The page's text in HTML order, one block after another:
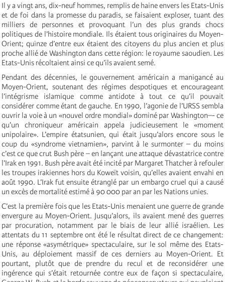
Il y a vingt ans, dix-neuf hommes, remplis de haine envers les Etats-Unis
et de foi dans la promesse du paradis, se faisaient exploser, tuant des
milliers de personnes et provoquant l’un des plus grands chocs
politiques de l’histoire mondiale. Ils étaient tous originaires du Moyen-
Orient; quinze d’entre eux étaient des citoyens du plus ancien et plus
proche allié de Washington dans cette région: le royaume saoudien. Les
Etats-Unis récoltaient ainsi ce qu’ils avaient semé.
Pendant des décennies, le gouvernement américain a manigancé au
Moyen-Orient, soutenant des régimes despotiques et encourageant
l’intégrisme islamique comme antidote à tout ce qu’il pouvait
considérer comme étant de gauche. En 1990, l’agonie de l’URSS sembla
ouvrir la voie à un «nouvel ordre mondial» dominé par Washington–- ce
qu’un chroniqueur américain appela judicieusement le «moment
unipolaire». L’empire étatsunien, qui était jusqu’alors encore sous le
coup du «syndrome vietnamien», parvint à le surmonter – du moins
c’est ce que crut Bush père – en lançant une attaque dévastatrice contre
l’Irak en 1991. Bush père avait été incité par Margaret Thatcher à refouler
les troupes irakiennes hors du Koweït voisin, qu’elles avaient envahi en
août 1990. L’Irak fut ensuite étranglé par un embargo cruel qui a causé
un excès de mortalité estimé à 90 000 par an par les Nations unies.
C’est la première fois que les Etats-Unis menaient une guerre de grande
envergure au Moyen-Orient. Jusqu’alors, ils avaient mené des guerres
par procuration, notamment par le biais de leur allié israélien. Les
attentats du 11 septembre ont été le résultat direct de ce changement:
une réponse «asymétrique» spectaculaire, sur le sol même des Etats-
Unis, au déploiement massif de ces derniers au Moyen-Orient. Et
pourtant, plutôt que de prendre du recul et de reconsidérer une
ingérence qui s’était retournée contre eux de façon si spectaculaire,